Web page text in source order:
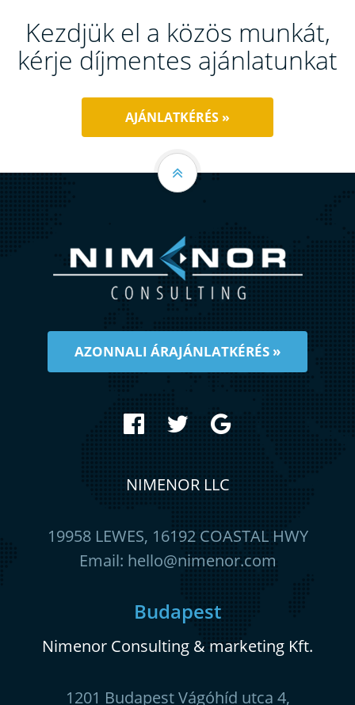
Kezdjük el a közös munkát,
kérje díjmentes ajánlatunkat
AJÁNLATKÉRÉS »
AZONNALI ÁRAJÁNLATKÉRÉS »
NIMENOR LLC
19958 LEWES, 16192 COASTAL HWY
Email: hello@nimenor.com
Budapest
Nimenor Consulting & marketing Kft.
1201 Budapest Vágóhíd utca 4,